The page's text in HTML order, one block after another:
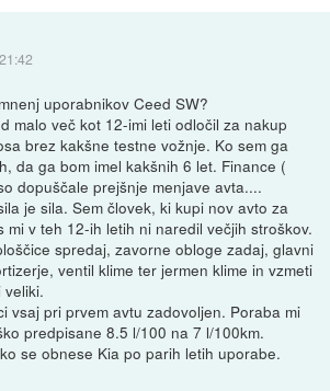
uporabnikov Ceed SW?
malo več kot 12-imi leti odločil za nakup
brez kakšne testne vožnje. Ko sem ga
da ga bom imel kakšnih 6 let. Finance (
dopuščale prejšnje menjave avta....
je sila. Sem človek, ki kupi nov avto za
mi v teh 12-ih letih ni naredil večjih stroškov.
spredaj, zavorne obloge zadaj, glavni
ventil klime ter jermen klime in vzmeti
veliki.
vsaj pri prvem avtu zadovoljen. Poraba mi
predpisane 8.5 l/100 na 7 l/100km.
se obnese Kia po parih letih uporabe.